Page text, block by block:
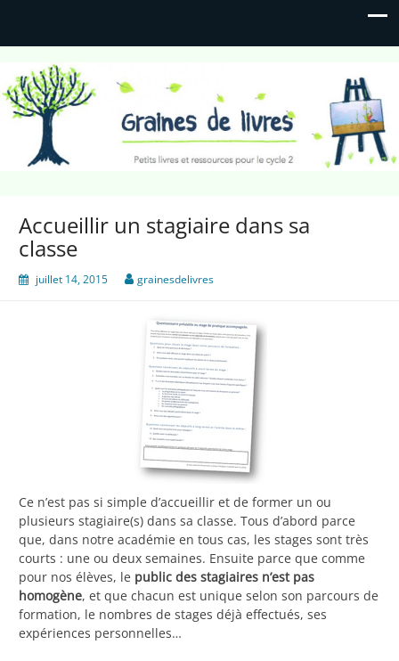
Graines de livres
Petits livres et ressources pour le cycle 2
Accueillir un stagiaire dans sa
classe
juillet 14, 2015 grainesdelivres
Ce n’est pas si simple d’accueillir et de former un ou
plusieurs stagiaire(s) dans sa classe. Tous d’abord parce
que, dans notre académie en tous cas, les stages sont très
courts : une ou deux semaines. Ensuite parce que comme
pour nos élèves, le public des stagiaires n’est pas
homogène, et que chacun est unique selon son parcours de
formation, le nombres de stages déjà effectués, ses
expériences personnelles…